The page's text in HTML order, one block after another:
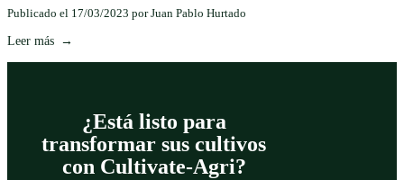
Publicado el 17/03/2023 por Juan Pablo Hurtado
Leer más
¿Está listo para
transformar sus cultivos
con Cultivate-Agri?